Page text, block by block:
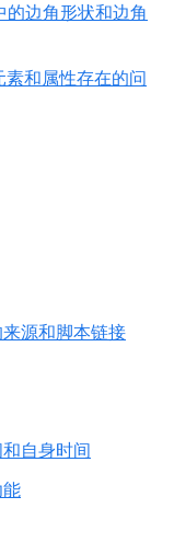
的边角形状和边角
和属性存在的问
源和脚本链接
自身时间
能